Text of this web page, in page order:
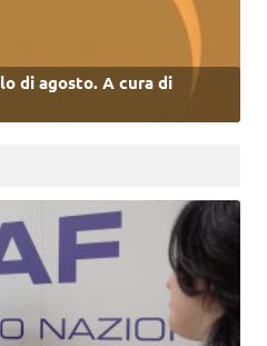
di agosto. A cura di